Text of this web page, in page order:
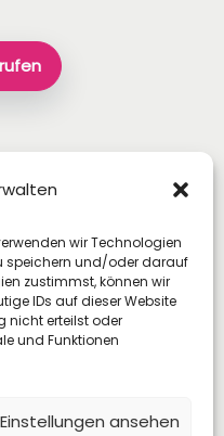
wir Technologien
speichern und/oder darauf
zustimmst, können wir
IDs auf dieser Website
nicht erteilst oder
und Funktionen
Einstellungen ansehen